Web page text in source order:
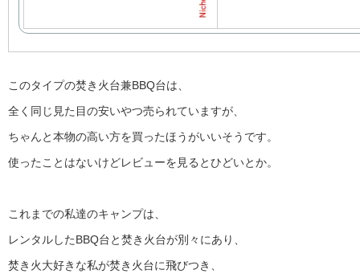
このタイプの焚き火台兼BBQ台は、
全く同じ見た目の安いやつ売られていますが、
ちゃんと本物の高い方を買ったほうがいいそうです。
使ったことはないけどレビューを見るとひどいとか。
これまでの私達のキャンプは、
レンタルしたBBQ台と焚き火台が別々にあり、
焚き火大好きな私が焚き火台に飛びつき、